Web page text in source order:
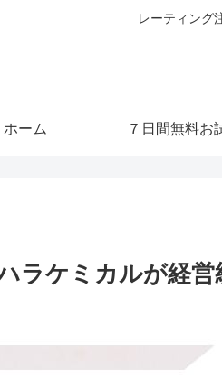
レーティング
ホーム ７日間無料お
ラケミカルが経